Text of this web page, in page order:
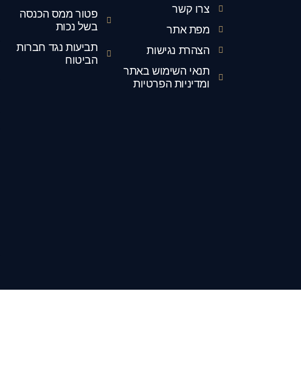
פטור ממס הכנסה
בשל נכות
תביעות נגד חברות
הביטוח
צרו קשר
מפת אתר
הצהרת נגישות
תנאי השימוש באתר
ומדיניות הפרטיות